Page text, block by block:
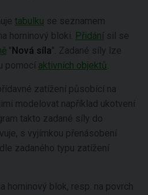
tabulku se seznamem
horninový bloki. Přidání sil se
"Nová síla". Zadané síly lze
pomocí aktivních objektů
zatížení působící na
modelovat například ukotvení
takto zadané síly do
s vyjímkou přenásobení
zadaného typu zatížení
horninový blok, resp. na povrch